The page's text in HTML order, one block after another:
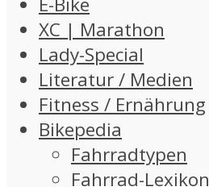
XC | Marathon
Lady-Special
Literatur / Medien
Fitness / Ernährung
Bikepedia
Fahrradtypen
Fahrrad-Lexikon